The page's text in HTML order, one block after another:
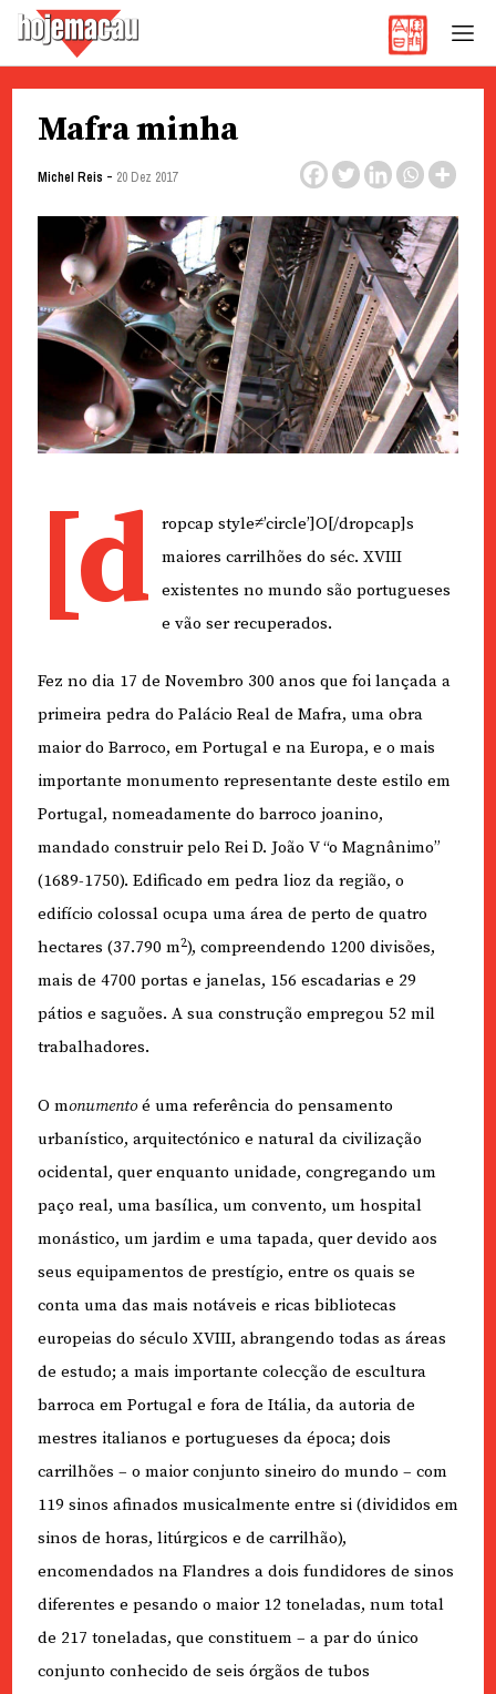
Mafra minha
Michel Reis - 20 Dez 2017
[d
ropcap style≠’circle’]O[/dropcap]s
maiores carrilhões do séc. XVIII
existentes no mundo são portugueses
e vão ser recuperados.
Fez no dia 17 de Novembro 300 anos que foi lançada a
primeira pedra do Palácio Real de Mafra, uma obra
maior do Barroco, em Portugal e na Europa, e o mais
importante monumento representante deste estilo em
Portugal, nomeadamente do barroco joanino,
mandado construir pelo Rei D. João V “o Magnânimo”
(1689-1750). Edificado em pedra lioz da região, o
edifício colossal ocupa uma área de perto de quatro
hectares (37.790 m2), compreendendo 1200 divisões,
mais de 4700 portas e janelas, 156 escadarias e 29
pátios e saguões. A sua construção empregou 52 mil
trabalhadores.
O monumentoé uma referência do pensamento
urbanístico, arquitectónico e natural da civilização
ocidental, quer enquanto unidade, congregando um
paço real, uma basílica, um convento, um hospital
monástico, um jardim e uma tapada, quer devido aos
seus equipamentos de prestígio, entre os quais se
conta uma das mais notáveis e ricas bibliotecas
europeias do século XVIII, abrangendo todas as áreas
de estudo; a mais importante colecção de escultura
barroca em Portugal e fora de Itália, da autoria de
mestres italianos e portugueses da época; dois
carrilhões – o maior conjunto sineiro do mundo – com
119 sinos afinados musicalmente entre si (divididos em
sinos de horas, litúrgicos e de carrilhão),
encomendados na Flandres a dois fundidores de sinos
diferentes e pesando o maior 12 toneladas, num total
de 217 toneladas, que constituem – a par do único
conjunto conhecido de seis órgãos de tubos